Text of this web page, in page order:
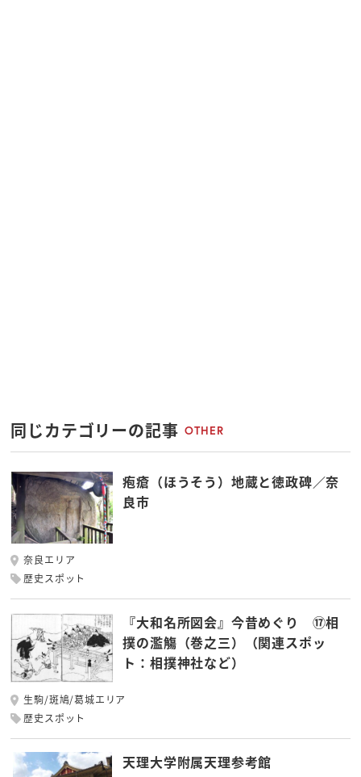
同じカテゴリーの記事 OTHER
疱瘡（ほうそう）地蔵と徳政碑／奈
良市
奈良エリア
歴史スポット
『大和名所図会』今昔めぐり ⑰相
撲の濫觴（巻之三）（関連スポッ
ト：相撲神社など）
生駒/斑鳩/葛城エリア
歴史スポット
天理大学附属天理参考館